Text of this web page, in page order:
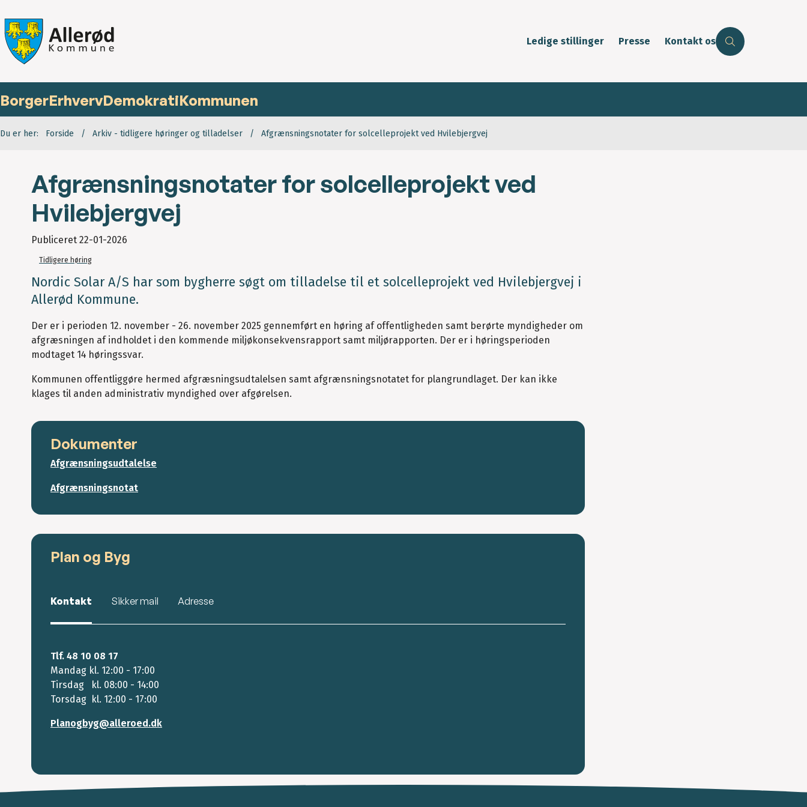
Ledige stillinger Presse Kontakt os
BorgerErhvervDemokratiKommunen
Du er her: Forside Arkiv - tidligere høringer og tilladelser Afgrænsningsnotater for solcelleprojekt ved Hvilebjergvej
Afgrænsningsnotater for solcelleprojekt ved
Hvilebjergvej
Publiceret 22-01-2026
Tidligere høring
Nordic Solar A/S har som bygherre søgt om tilladelse til et solcelleprojekt ved Hvilebjergvej i
Allerød Kommune.
Der er i perioden 12. november - 26. november 2025 gennemført en høring af offentligheden samt berørte myndigheder om
afgræsningen af indholdet i den kommende miljøkonsekvensrapport samt miljørapporten. Der er i høringsperioden
modtaget 14 høringssvar.
Kommunen offentliggøre hermed afgræsningsudtalelsen samt afgrænsningsnotatet for plangrundlaget. Der kan ikke
klages til anden administrativ myndighed over afgørelsen.
Dokumenter
Afgrænsningsudtalelse
Afgrænsningsnotat
Plan og Byg
Kontakt Sikker mail Adresse
Tlf. 48 10 08 17
Mandag kl. 12:00 - 17:00
Tirsdag kl. 08:00 - 14:00
Torsdag kl. 12:00 - 17:00
Planogbyg@alleroed.dk